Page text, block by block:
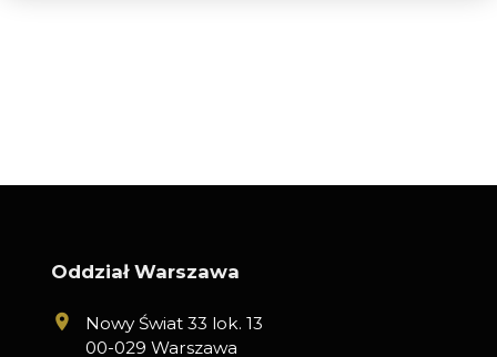
Oddział Warszawa
Nowy Świat 33 lok. 13
00-029 Warszawa